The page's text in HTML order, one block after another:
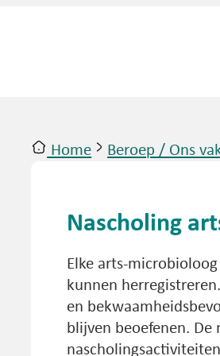
Home Beroep / Ons
Nascholing
Elke arts-
kunnen
en
blijven beoefenen.